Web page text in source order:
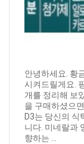
안녕하세요. 황
시켜드릴게요.
개를 정리해 보
을 구매하셨으
D3는 당신의 식
니다. 미네랄과
향하는 ...